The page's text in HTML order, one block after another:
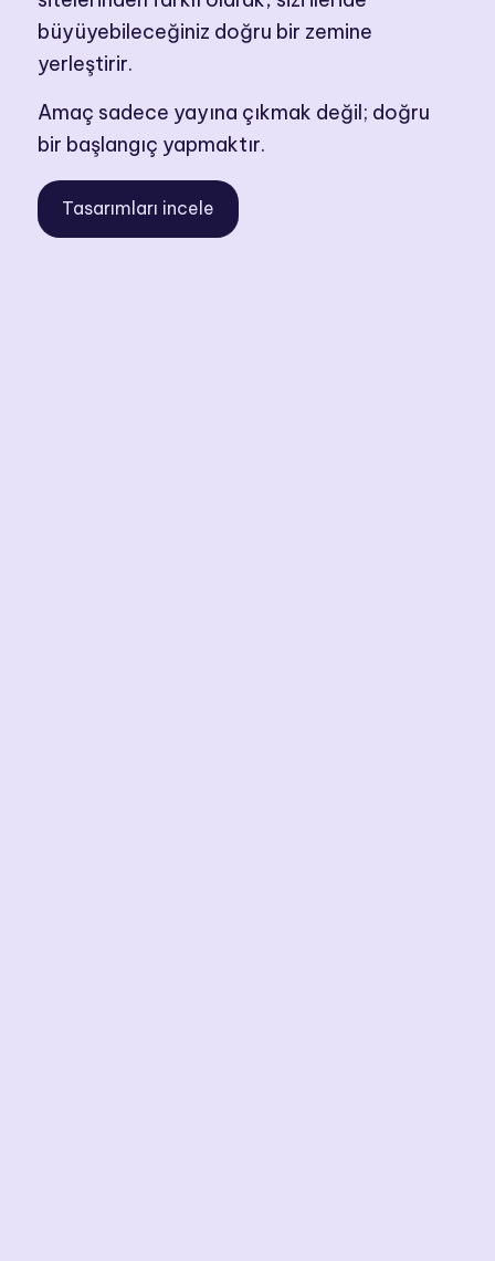
büyüyebileceğiniz doğru bir zemine
yerleştirir.
Amaç sadece yayına çıkmak değil; doğru
bir başlangıç yapmaktır.
Tasarımları incele